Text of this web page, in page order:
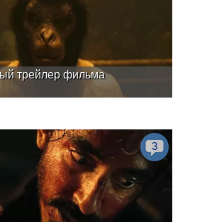
трейлер фильма
3